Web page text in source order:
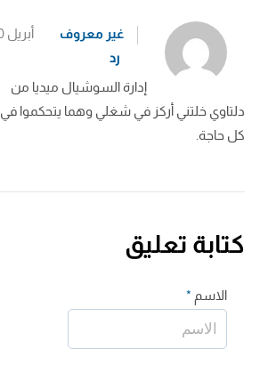
غير معروف أبريل 20, 2024
رد
إدارة السوشيال ميديا من
دلتاوي خلتني أركز في شغلي وهما يتحكموا في
كل حاجة.
كتابة تعليق
الاسم *